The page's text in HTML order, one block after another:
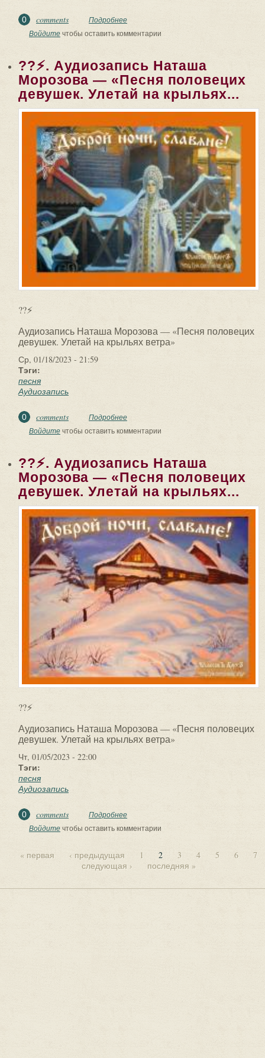
0 comments Подробнее
— «Песня половецих девушек. Улетай
Войдитечтобы оставить комментарии
??⚡. Аудиозапись Наташа
Морозова — «Песня половецих
девушек. Улетай на крыльях...
??⚡
Аудиозапись Наташа Морозова — «Песня половецих
девушек. Улетай на крыльях ветра»
Ср, 01/18/2023 - 21:59
Тэги:
песня
Аудиозапись
0 comments Подробнее
— «Песня половецих девушек. Улетай
Войдитечтобы оставить комментарии
??⚡. Аудиозапись Наташа
Морозова — «Песня половецих
девушек. Улетай на крыльях...
??⚡
Аудиозапись Наташа Морозова — «Песня половецих
девушек. Улетай на крыльях ветра»
Чт, 01/05/2023 - 22:00
Тэги:
песня
Аудиозапись
0 comments Подробнее
— «Песня половецих девушек. Улетай
Войдитечтобы оставить комментарии
« первая ‹ предыдущая 1 2 3 4 5 6
7
следующая ›
последняя »